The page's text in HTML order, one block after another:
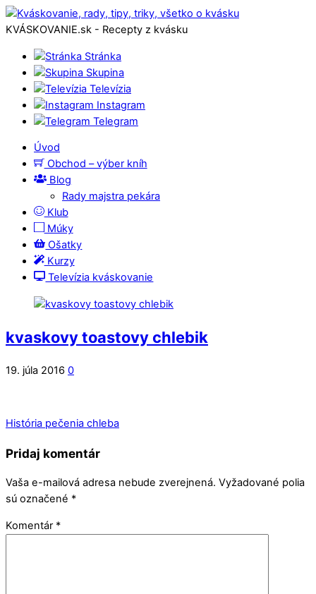
KVÁSKOVANIE.sk - Recepty z kvásku
Stránka
Skupina
Televízia
Instagram
Telegram
Úvod
Obchod – výber kníh
Blog
Rady majstra pekára
Klub
Múky
Ošatky
Kurzy
Televízia kváskovanie
kvaskovy toastovy chlebik
19. júla 2016 0
História pečenia chleba
Pridaj komentár
Vaša e-mailová adresa nebude zverejnená. Vyžadované polia
sú označené *
Komentár *